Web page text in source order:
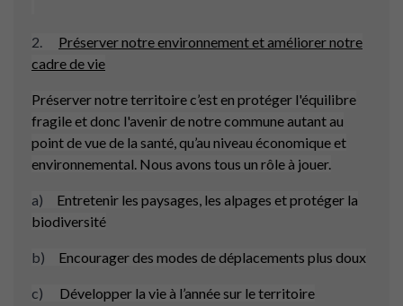
2. Préserver notre environnement et améliorer notre
cadre de vie
Préserver notre territoire c’est en protéger l'équilibre
fragile et donc l'avenir de notre commune autant au
point de vue de la santé, qu’au niveau économique et
environnemental. Nous avons tous un rôle à jouer.
a) Entretenir les paysages, les alpages et protéger la
biodiversité
b) Encourager des modes de déplacements plus doux
c) Développer la vie à l’année sur le territoire